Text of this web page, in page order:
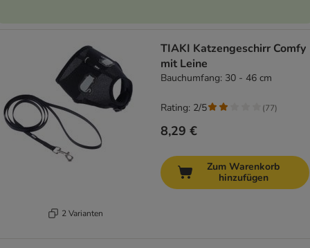
2 Varianten
TIAKI Katzengeschirr Comfy
mit Leine
Bauchumfang: 30 - 46 cm
8,29 €
Rating: 2/5 (77)
Zum Warenkorb
hinzufügen